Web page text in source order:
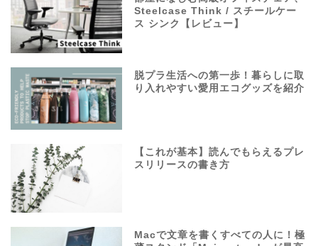
Steelcase Think / スチールケー
ス シンク【レビュー】
脱プラ生活への第一歩！暮らしに取
り入れやすい愛用エコグッズを紹介
【これが基本】読んでもらえるプレ
スリリースの書き方
Macで文章を書くすべての人に！極